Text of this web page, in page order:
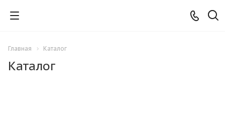
Главная Каталог
Каталог